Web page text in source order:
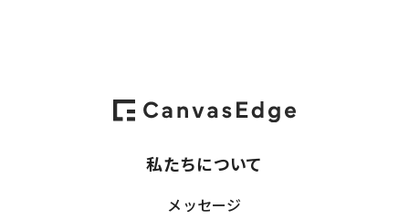
私たちについて
メッセージ